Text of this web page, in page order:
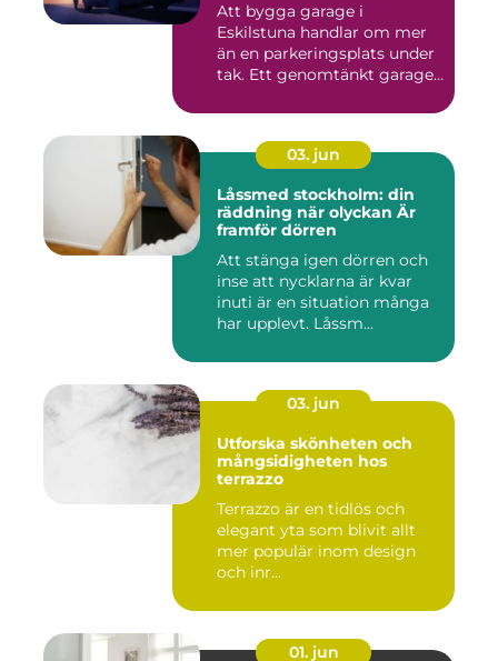
Att bygga garage i
Eskilstuna handlar om mer
än en parkeringsplats under
tak. Ett genomtänkt garage
03. jun
Låssmed stockholm: din
räddning när olyckan Är
framför dörren
Att stänga igen dörren och
inse att nycklarna är kvar
inuti är en situation många
har upplevt. Låssm...
03. jun
Utforska skönheten och
mångsidigheten hos
terrazzo
Terrazzo är en tidlös och
elegant yta som blivit allt
mer populär inom design
och inr...
01. jun